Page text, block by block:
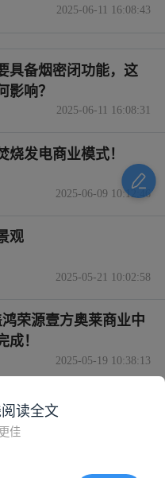
2025-06-11 16:08:43
具备烟密闭功能，这
影响？
2025-06-11 16:08:31
烧发电商业模式！
2025-06-09 10:12:46
观
2025-05-21 10:02:58
荣源壹方奥莱商业中
！
2025-05-19 10:38:13
的影响
读全文
佳